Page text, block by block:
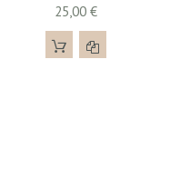
25,00 €